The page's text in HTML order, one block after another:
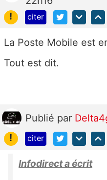
!
citer
La Poste Mobile est
Tout est dit.
Publié par
!
citer
Infodirect a écrit